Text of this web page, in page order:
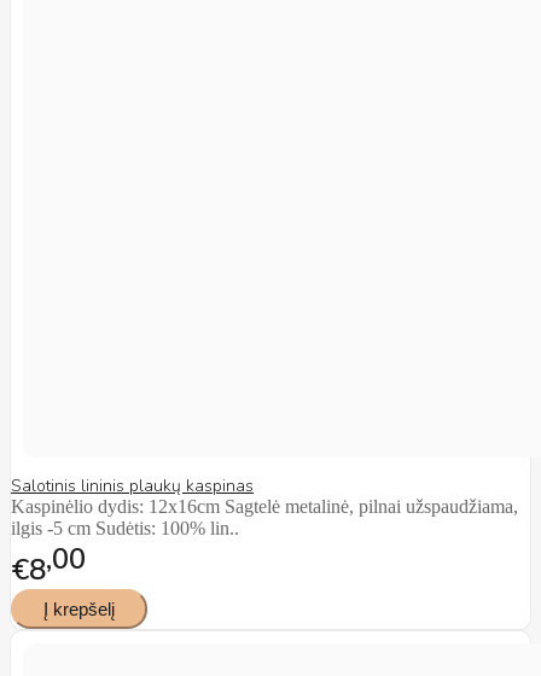
Salotinis lininis plaukų kaspinas
Kaspinėlio dydis: 12x16cm Sagtelė metalinė, pilnai užspaudžiama,
ilgis -5 cm Sudėtis: 100% lin..
€800